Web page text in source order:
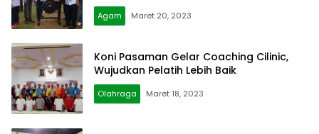
Agam Maret 20, 2023
Koni Pasaman Gelar Coaching Cilinic,
Wujudkan Pelatih Lebih Baik
Olahraga Maret 18, 2023